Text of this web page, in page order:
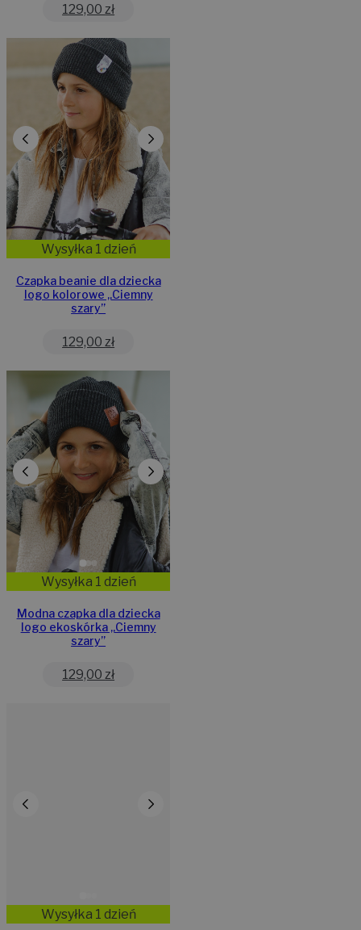
129,00 zł
Wysyłka 1 dzień
Czapka beanie dla dziecka
logo kolorowe „Ciemny
szary”
129,00 zł
Wysyłka 1 dzień
Modna czapka dla dziecka
logo ekoskórka „Ciemny
szary”
129,00 zł
Wysyłka 1 dzień